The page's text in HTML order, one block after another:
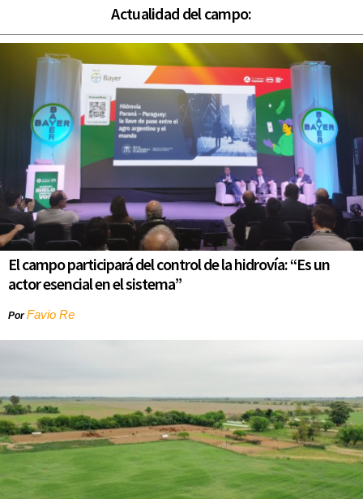
Actualidad del campo:
El campo participará del control de la hidrovía: “Es un
actor esencial en el sistema”
PorFavio Re